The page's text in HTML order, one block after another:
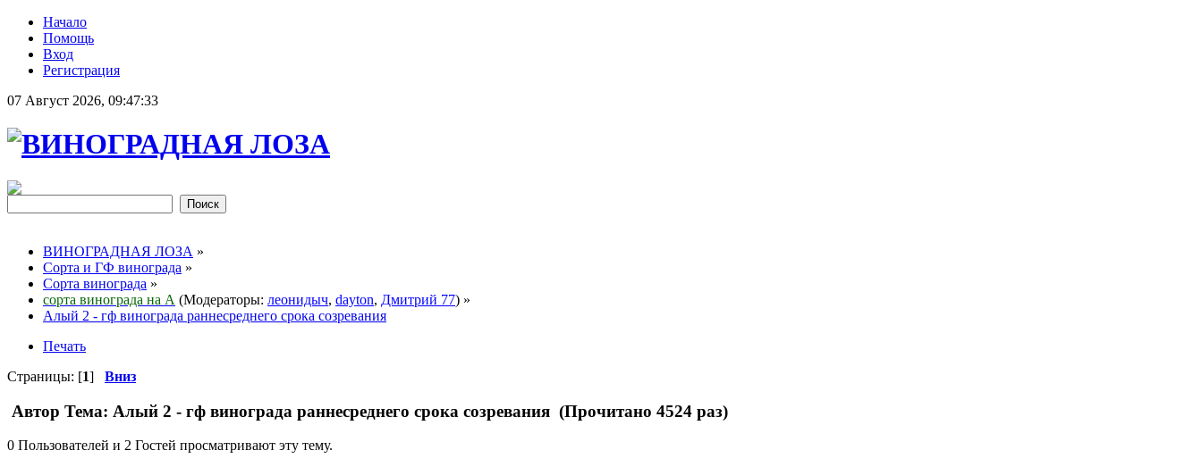
Начало
Помощь
Вход
Регистрация
07 Август 2026, 09:47:33
ВИНОГРАДНАЯ ЛОЗА »
Сорта и ГФ винограда »
Сорта винограда »
сорта винограда на А (Модераторы: леонидыч, dayton, Дмитрий 77) »
Алый 2 - гф винограда раннесреднего срока созревания
Печать
Страницы: [1] Вниз
Автор Тема: Алый 2 - гф винограда раннесреднего срока созревания (Прочитано 4524 раз)
0 Пользователей и 2 Гостей просматривают эту тему.